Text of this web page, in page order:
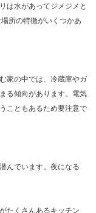
は水があってジメジメと
所の特徴がいくつかあ
家の中では、冷蔵庫やガ
る傾向があります。電気
こともあるため要注意で
んでいます。夜になる
たくさんあるキッチン